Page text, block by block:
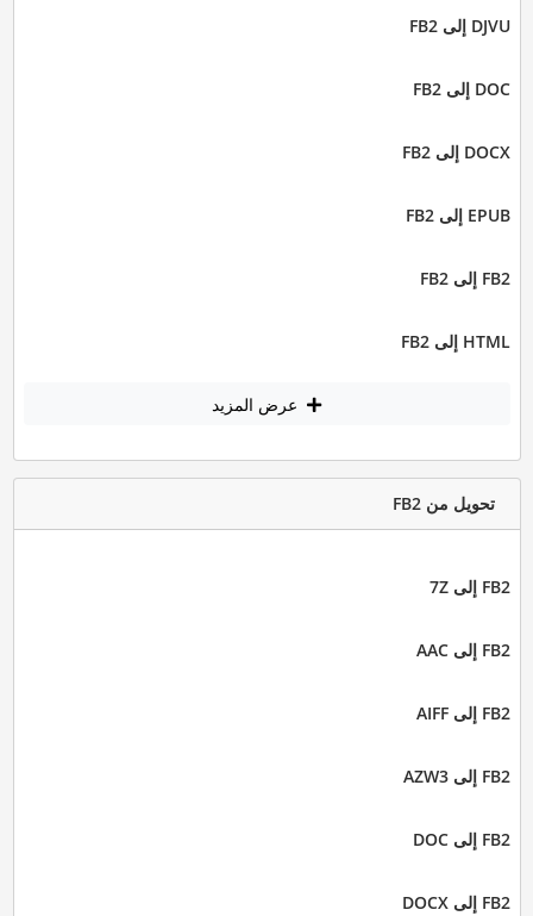
DJVU إلى FB2
DOC إلى FB2
DOCX إلى FB2
EPUB إلى FB2
FB2 إلى FB2
HTML إلى FB2
عرض المزيد
تحويل من FB2
FB2 إلى 7Z
FB2 إلى AAC
FB2 إلى AIFF
FB2 إلى AZW3
FB2 إلى DOC
FB2 إلى DOCX